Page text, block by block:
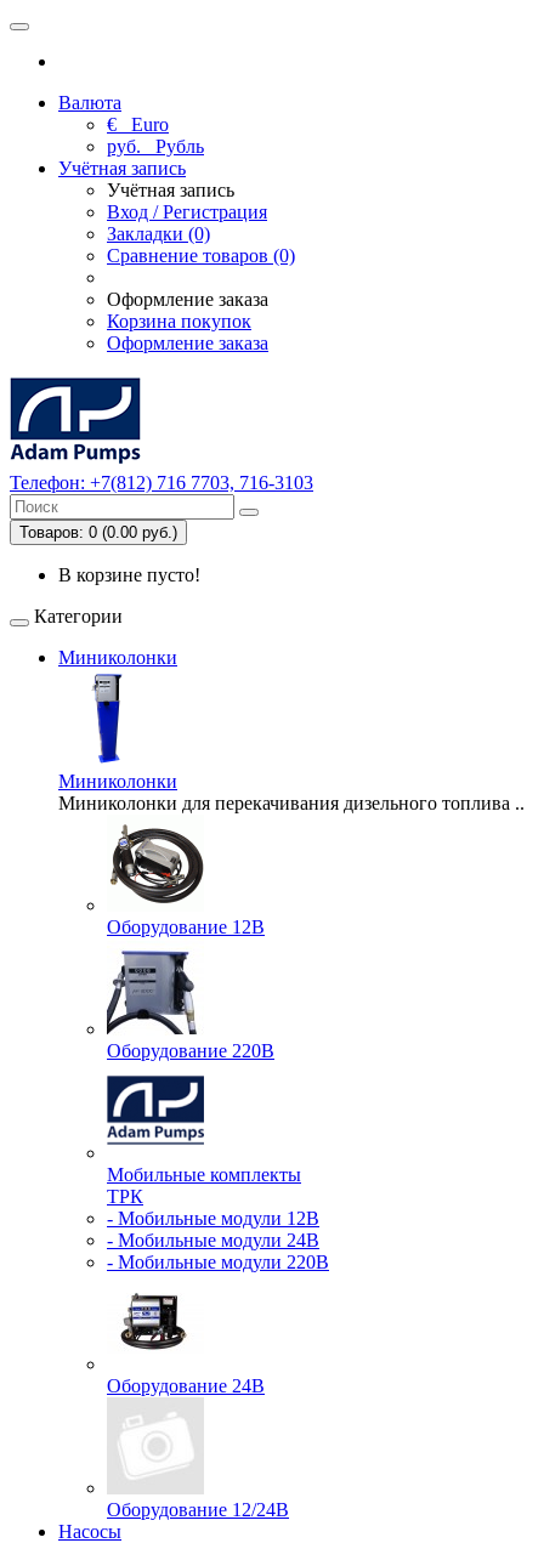
Валюта
€ Euro
руб. Рубль
Учётная запись
Учётная запись
Вход / Регистрация
Закладки (0)
Сравнение товаров (0)
Оформление заказа
Корзина покупок
Оформление заказа
Телефон: +7(812) 716 7703, 716-3103
Товаров: 0 (0.00 руб.)
В корзине пусто!
Категории
Миниколонки
Миниколонки
Миниколонки для перекачивания дизельного топлива ..
Оборудование 12В
Оборудование 220В
Мобильные комплекты
ТРК
- Мобильные модули 12В
- Мобильные модули 24В
- Мобильные модули 220В
Оборудование 24В
Оборудование 12/24В
Насосы